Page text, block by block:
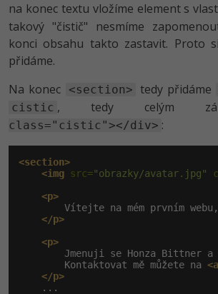
na konec textu vložíme element s
takový "čistič" nesmíme
konci obsahu takto zastavit. Proto
přidáme.
Na konec
<section> tedy přidáme
cistic , tedy celým
class="cistic"></div> :
<section>
<img src="obrazky/avatar.jpg"
<p>
Vítejte na mém prvním
</p>
<p>
Jmenuji se Honza Bittner
        Kontaktovat mě můžete na
<a
</p>
    ...